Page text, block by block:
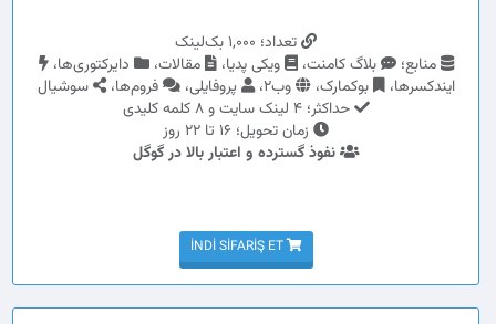
تعداد؛ 1,000 بک‌لینک
منابع؛
بلاگ کامنت، ویکی پدیا، مقالات،
دایرکتوری‌ها،
ایندکسرها،
بوکمارک، وب2، پروفایلی، فروم‌ها،
سوشیال
حداکثر؛ 4 لینک سایت و 8 کلمه کلیدی
زمان تحویل؛ 16 تا 22 روز
نفوذ گسترده و اعتبار بالا در گوگل
İNDI SIFARIŞ ET